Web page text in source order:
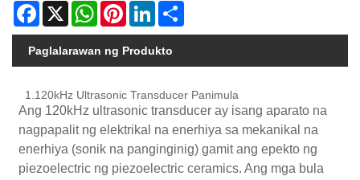
Facebook
X WhatsAppPinterestLinkedIn
Paglalarawan ng Produkto
1.120kHz Ultrasonic Transducer Panimula
Ang 120kHz ultrasonic transducer ay isang aparato na
nagpapalit ng elektrikal na enerhiya sa mekanikal na
enerhiya (sonik na panginginig) gamit ang epekto ng
piezoelectric ng piezoelectric ceramics. Ang mga bula